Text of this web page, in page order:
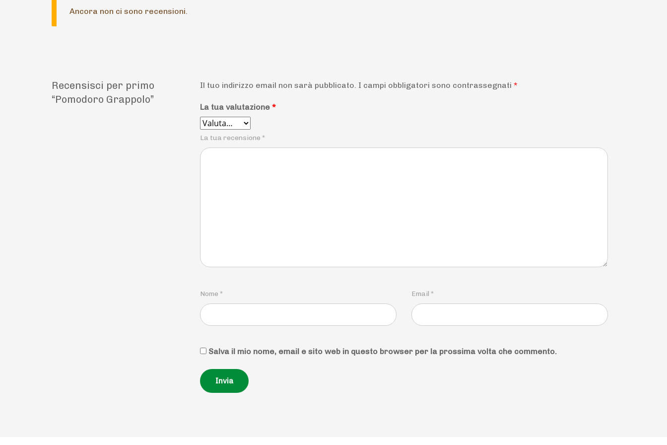
Ancora non ci sono recensioni.
Recensisci per primo
“Pomodoro Grappolo”
Il tuo indirizzo email non sarà pubblicato. I campi obbligatori sono contrassegnati *
La tua valutazione *
La tua recensione *
Nome * Email *
Salva il mio nome, email e sito web in questo browser per la prossima volta che commento.